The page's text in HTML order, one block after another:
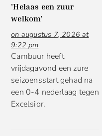
'Helaas een zuur
welkom'
on augustus 7, 2026 at
9:22 pm
Cambuur heeft
vrijdagavond een zure
seizoensstart gehad na
een 0-4 nederlaag tegen
Excelsior.